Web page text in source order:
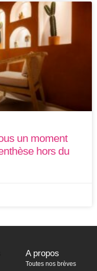
un moment
hors du
A propos
Toutes nos brèves